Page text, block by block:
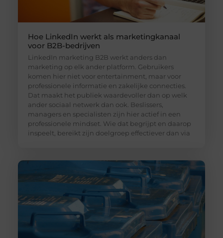
Hoe LinkedIn werkt als marketingkanaal
voor B2B-bedrijven
LinkedIn marketing B2B werkt anders dan
marketing op elk ander platform. Gebruikers
komen hier niet voor entertainment, maar voor
professionele informatie en zakelijke connecties.
Dat maakt het publiek waardevoller dan op welk
ander sociaal netwerk dan ook. Beslissers,
managers en specialisten zijn hier actief in een
professionele mindset. Wie dat begrijpt en daarop
inspeelt, bereikt zijn doelgroep effectiever dan via